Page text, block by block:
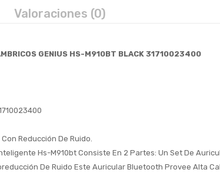
Valoraciones (0)
GENIUS HS-M910BT BLACK 31710023400
Reducción De Ruido.
Hs-M910bt Consiste En 2 Partes: Un Set De
De Ruido Este Auricular Bluetooth Provee Alta